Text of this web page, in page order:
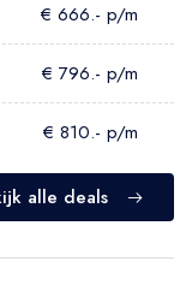
€ 666.- p/m
€ 796.- p/m
€ 810.- p/m
alle deals